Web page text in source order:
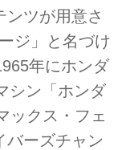
ンツが用意さ
ジ」と名づけ
年にホンダ
シン「ホンダ
ックス・フェ
バーズチャン